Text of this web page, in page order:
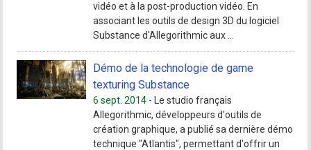
vidéo et à la post-production vidéo. En
associant les outils de design 3D du logiciel
Substance d'Allegorithmic aux ...
Démo de la technologie de game
texturing Substance
6 sept. 2014 -
Le studio français
Allegorithmic, développeurs d'outils de
création graphique, a publié sa dernière démo
technique "Atlantis", permettant d'offrir un